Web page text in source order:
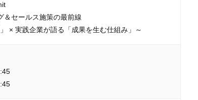
＆セールス施策の最前線
× 実践企業が語る「成果を生む仕組み」～